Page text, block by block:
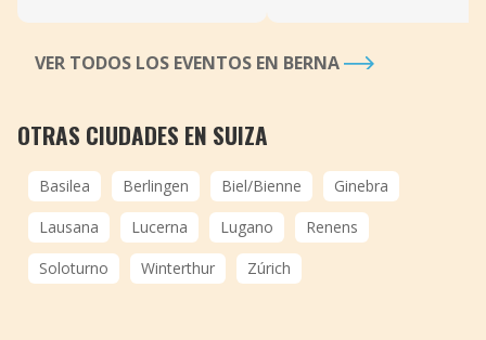
VER TODOS LOS EVENTOS EN BERNA
OTRAS CIUDADES EN SUIZA
Basilea Berlingen Biel/Bienne
Ginebra
Lausana
Lucerna Lugano
Renens
Soloturno
Winterthur Zúrich